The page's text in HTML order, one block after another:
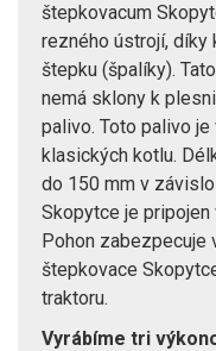
štepkovacum
rezného ústrojí, díky
štepku (špalíky).
nemá sklony k
palivo. Toto palivo
klasických kotlu.
do 150 mm v
Skopytce je
Pohon zabezpecuje
štepkovace
traktoru.
Vyrábíme tri